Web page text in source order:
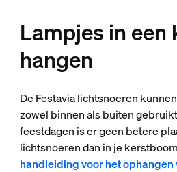
Lampjes in een
hangen
De Festavia lichtsnoeren
zowel binnen als buiten
feestdagen is er geen betere
lichtsnoeren dan in je
handleiding voor het ophangen